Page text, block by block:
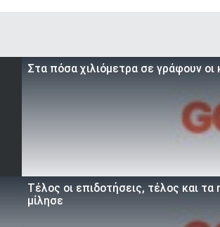
Στα πόσα χιλιόμετρα σε γράφουν
Τέλος οι επιδοτήσεις, τέλος και
μίλησε